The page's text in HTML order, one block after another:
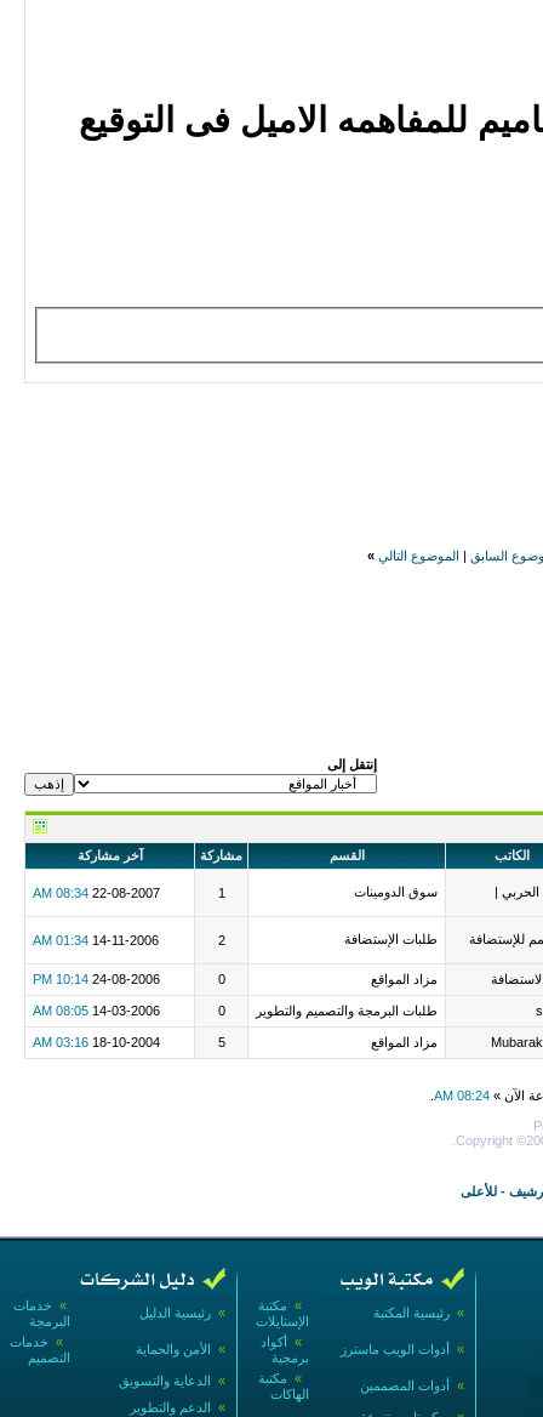
للمفاهمه الاميل فى التوقيع
السابق الموضوع التالي »
إنتقل إلى
الكاتب القسم مشاركة آخر مشاركة
الحربي | سوق الدومينات 1
22-08-2007
08:34 AM
للإستضافة طلبات الإستضافة 2
14-11-2006
01:34 AM
مزاد المواقع 0
24-08-2006
10:14 PM
طلبات البرمجة والتصميم والتطوير 0
14-03-2006
08:05 AM
مزاد المواقع 5
18-10-2004
03:16 AM
الآن » 08:24 AM
Copyright
- للأعلى
» خدمات
البرمجة
» رئيسية الدليل
» خدمات
التصميم
» الأمن والحماية
» الدعاية والتسويق
» الدعم والتطوير
» مكتبة
الإستايلات
» رئيسية المكتبة
» أكواد
برمجية
» أدوات الويب ماسترز
» مكتبة
الهاكات
» أدوات المصممين